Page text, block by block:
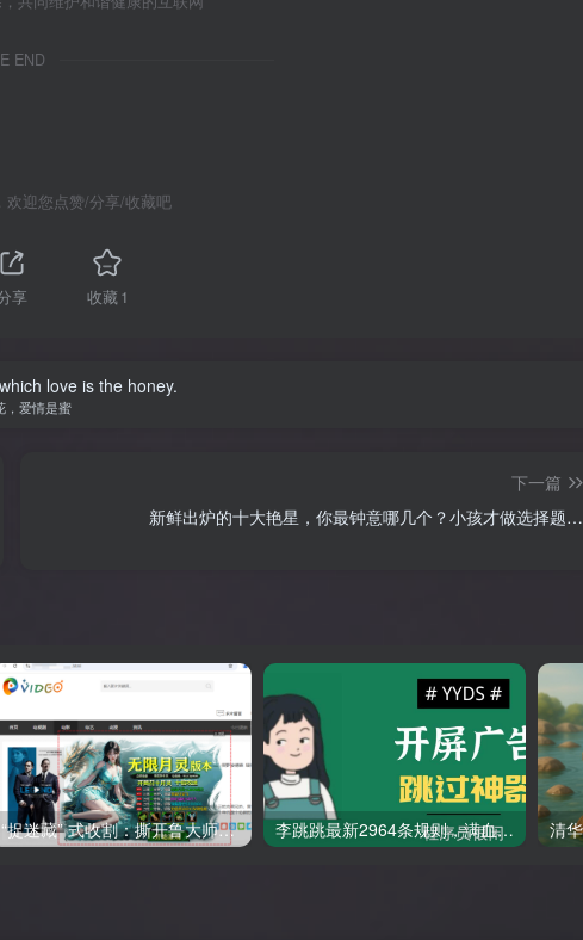
END
欢迎您点赞/分享/收藏吧
享 收藏 1
love is the honey.
，爱情是蜜
下一篇
新鲜出炉的十大艳星，你最钟意哪几个？小孩才做选择题…
“捉迷藏” 式收割：撕开鲁大师为首系列企业流量劫持黑幕！ 李跳跳最新2964条规则，满血归来！懂得都懂无需多言